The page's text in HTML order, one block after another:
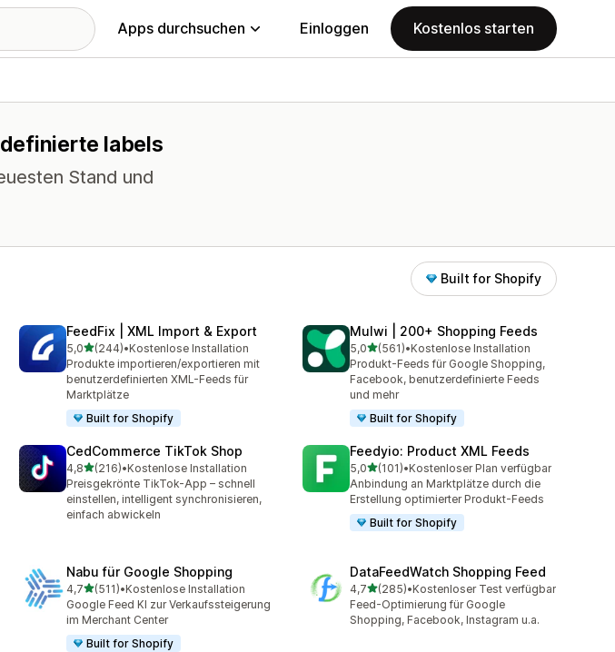
Apps durchsuchen Einloggen Kostenlos starten
labels
Stand und
Built for Shopify
FeedFix | XML Import & Export
5,0von 5 Sternen
(244)
244 Rezensionen insgesamt
•Kostenlose Installation
Produkte importieren/exportieren mit
benutzerdefinierten XML-Feeds für
Marktplätze
Built for Shopify
Mulwi | 200+ Shopping Feeds
5,0von 5 Sternen
(561)
561 Rezensionen insgesamt
•Kostenlose Installation
Produkt-Feeds für Google Shopping,
Facebook, benutzerdefinierte Feeds
und mehr
Built for Shopify
CedCommerce TikTok Shop
4,8von 5 Sternen
(216)
216 Rezensionen insgesamt
•Kostenlose Installation
Preisgekrönte TikTok-App – schnell
einstellen, intelligent synchronisieren,
einfach abwickeln
Feedyio: Product XML Feeds
5,0von 5 Sternen
(101)
101 Rezensionen insgesamt
•Kostenloser Plan verfügbar
Anbindung an Marktplätze durch die
Erstellung optimierter Produkt-Feeds
Built for Shopify
Nabu für Google Shopping
4,7von 5 Sternen
(511)
511 Rezensionen insgesamt
•Kostenlose Installation
Google Feed KI zur Verkaufssteigerung
im Merchant Center
Built for Shopify
DataFeedWatch Shopping Feed
4,7von 5 Sternen
(285)
285 Rezensionen insgesamt
•Kostenloser Test verfügbar
Feed-Optimierung für Google
Shopping, Facebook, Instagram u.a.